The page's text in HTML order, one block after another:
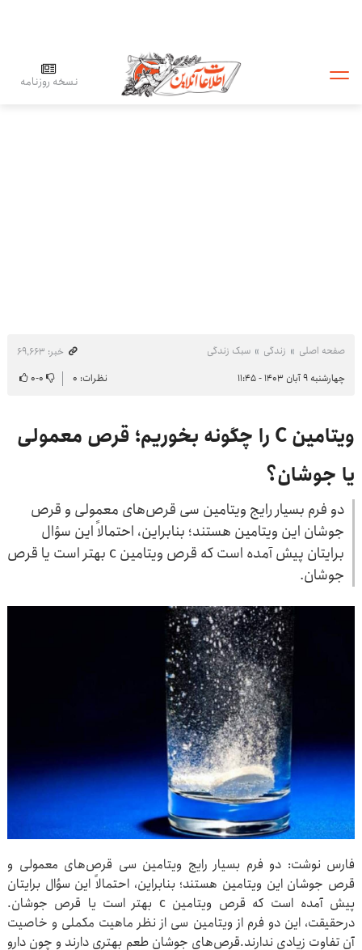
نسخه روزنامه
صفحه اصلی زندگی سبک زندگی
خبر: ۶۹٬۶۶۳
چهارشنبه ۹ آبان ۱۴۰۳ - ۱۱:۴۵
نظرات: ۰ ۰-۰
ویتامین C را چگونه بخوریم؛ قرص معمولی
یا جوشان؟
دو فرم بسیار رایج ویتامین سی قرص‌های معمولی و قرص
جوشان این ویتامین هستند؛ بنابراین، احتمالاً این سؤال
برایتان پیش آمده است که قرص ویتامین c بهتر است یا قرص
جوشان.
فارس نوشت: دو فرم بسیار رایج ویتامین سی قرص‌های معمولی و
قرص جوشان این ویتامین هستند؛ بنابراین، احتمالاً این سؤال برایتان
پیش آمده است که قرص ویتامین c بهتر است یا قرص جوشان.
درحقیقت، این دو فرم از ویتامین سی از نظر ماهیت مکملی و خاصیت
آن تفاوت زیادی ندارند.قرص‌های جوشان طعم بهتری دارند و چون دارو